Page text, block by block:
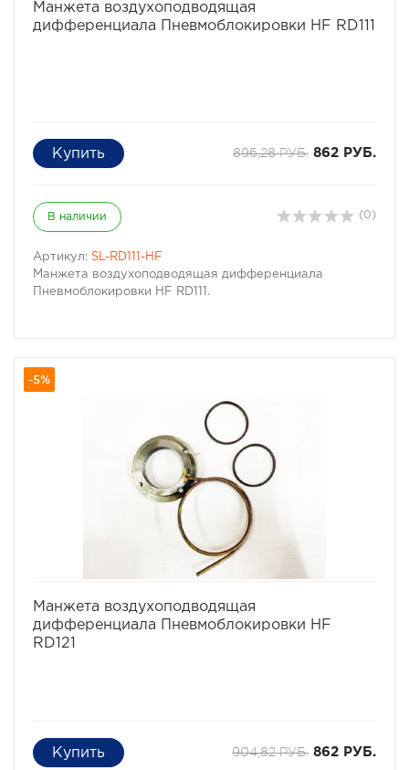
Манжета воздухоподводящая
дифференциала Пневмоблокировки HF RD111
896,28 РУБ. 862 РУБ.
В наличии (0)
Артикул: SL-RD111-HF
Манжета воздухоподводящая дифференциала
Пневмоблокировки HF RD111.
-5%
Манжета воздухоподводящая
дифференциала Пневмоблокировки HF
RD121
904,82 РУБ. 862 РУБ.